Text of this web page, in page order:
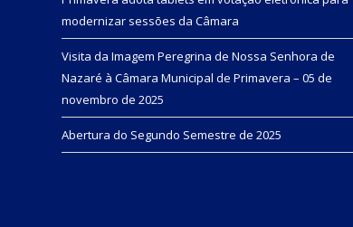
modernizar sessões da Câmara
Visita da Imagem Peregrina de Nossa Senhora de
Nazaré à Câmara Municipal de Primavera – 05 de
novembro de 2025
Abertura do Segundo Semestre de 2025